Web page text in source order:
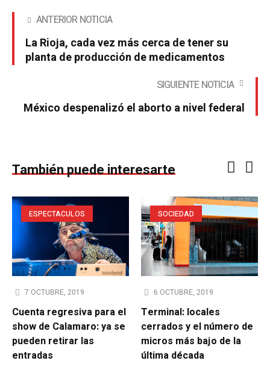
ANTERIOR NOTICIA
La Rioja, cada vez más cerca de tener su
planta de producción de medicamentos
SIGUIENTE NOTICIA
México despenalizó el aborto a nivel federal
También puede interesarte
ESPECTACULOS
7 OCTUBRE, 2019
Cuenta regresiva para el
show de Calamaro: ya se
pueden retirar las
entradas
SOCIEDAD
6 OCTUBRE, 2019
Terminal: locales
cerrados y el número de
micros más bajo de la
última década